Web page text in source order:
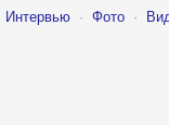
Интервью · Фото ·